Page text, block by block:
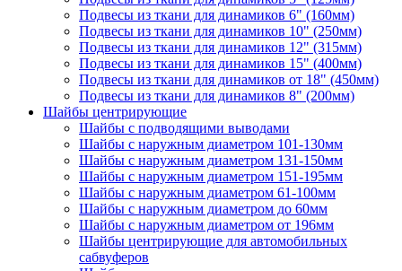
Подвесы из ткани для динамиков 6" (160мм)
Подвесы из ткани для динамиков 10" (250мм)
Подвесы из ткани для динамиков 12" (315мм)
Подвесы из ткани для динамиков 15" (400мм)
Подвесы из ткани для динамиков от 18" (450мм)
Подвесы из ткани для динамиков 8" (200мм)
Шайбы центрирующие
Шайбы с подводящими выводами
Шайбы с наружным диаметром 101-130мм
Шайбы с наружным диаметром 131-150мм
Шайбы с наружным диаметром 151-195мм
Шайбы с наружным диаметром 61-100мм
Шайбы с наружным диаметром до 60мм
Шайбы с наружным диаметром от 196мм
Шайбы центрирующие для автомобильных
сабвуферов